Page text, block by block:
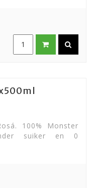
100% Monster
suiker en 0